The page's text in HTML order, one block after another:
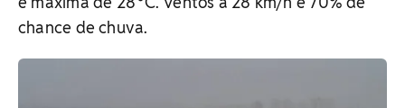
chance de chuva.